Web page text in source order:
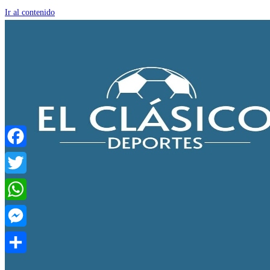
Ir al contenido
Facebook
Twitter
WhatsApp
Messenger